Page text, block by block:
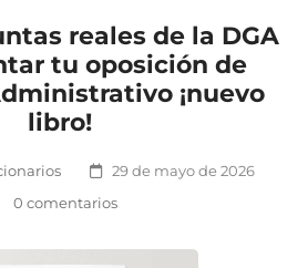
reales de la DGA
tu oposición de
¡nuevo
libro!
29 de mayo de 2026
0 comentarios